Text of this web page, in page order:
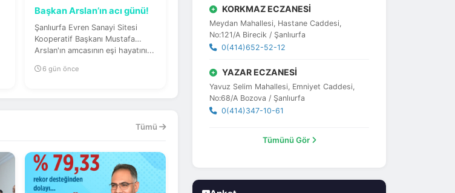
Başkan Arslan’ın acı günü!
Şanlıurfa Evren Sanayi Sitesi
Kooperatif Başkanı Mustafa
Arslan'ın amcasının eşi hayatını...
6 gün önce
Tümü
KORKMAZ ECZANESİ
Meydan Mahallesi, Hastane Caddesi,
No:121/A Birecik / Şanlıurfa
0(414)652-52-12
YAZAR ECZANESİ
Yavuz Selim Mahallesi, Emniyet Caddesi,
No:68/A Bozova / Şanlıurfa
0(414)347-10-61
Tümünü Gör